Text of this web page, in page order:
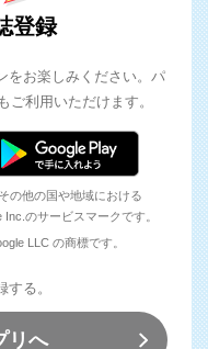
登録
をお楽しみください。パ
ご利用いただけます。
の他の国や地域における
のサービスマークです。
LLC の商標です。
る。
リへ